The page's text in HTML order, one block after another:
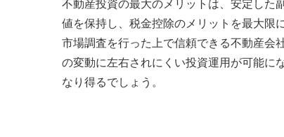
不動産投資の最大のメリットは、安定した
値を保持し、税金控除のメリットを最大限
市場調査を行った上で信頼できる不動産会
の変動に左右されにくい投資運用が可能に
なり得るでしょう。